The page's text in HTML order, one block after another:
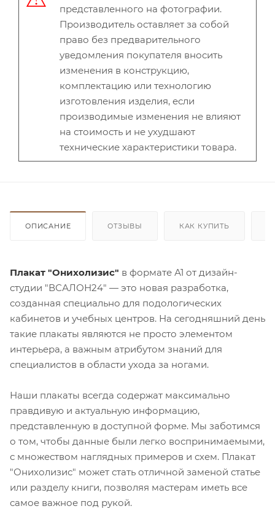
представленного на фотографии.
Производитель оставляет за собой
право без предварительного
уведомления покупателя вносить
изменения в конструкцию,
комплектацию или технологию
изготовления изделия, если
производимые изменения не влияют
на стоимость и не ухудшают
технические характеристики товара.
ОПИСАНИЕ ОТЗЫВЫ КАК КУПИТЬ
Плакат "Онихолизис" в формате А1 от дизайн-
студии "ВСАЛОН24" — это новая разработка,
созданная специально для подологических
кабинетов и учебных центров. На сегодняшний день
такие плакаты являются не просто элементом
интерьера, а важным атрибутом знаний для
специалистов в области ухода за ногами.
Наши плакаты всегда содержат максимально
правдивую и актуальную информацию,
представленную в доступной форме. Мы заботимся
о том, чтобы данные были легко воспринимаемыми,
с множеством наглядных примеров и схем. Плакат
"Онихолизис" может стать отличной заменой статье
или разделу книги, позволяя мастерам иметь все
самое важное под рукой.